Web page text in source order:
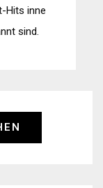
Hits inne
sind.